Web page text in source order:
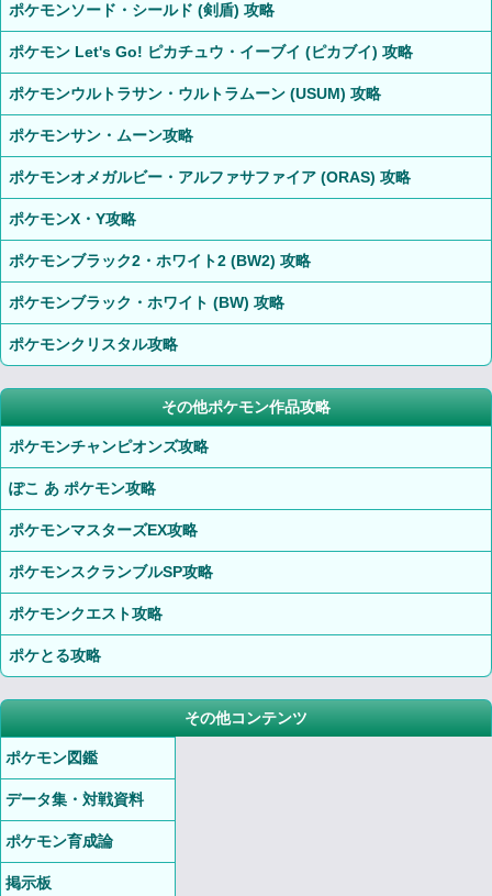
ポケモンソード・シールド (剣盾) 攻略
ポケモン Let's Go! ピカチュウ・イーブイ (ピカブイ) 攻略
ポケモンウルトラサン・ウルトラムーン (USUM) 攻略
ポケモンサン・ムーン攻略
ポケモンオメガルビー・アルファサファイア (ORAS) 攻略
ポケモンX・Y攻略
ポケモンブラック2・ホワイト2 (BW2) 攻略
ポケモンブラック・ホワイト (BW) 攻略
ポケモンクリスタル攻略
その他ポケモン作品攻略
ポケモンチャンピオンズ攻略
ぽこ あ ポケモン攻略
ポケモンマスターズEX攻略
ポケモンスクランブルSP攻略
ポケモンクエスト攻略
ポケとる攻略
その他コンテンツ
ポケモン図鑑
データ集・対戦資料
ポケモン育成論
掲示板